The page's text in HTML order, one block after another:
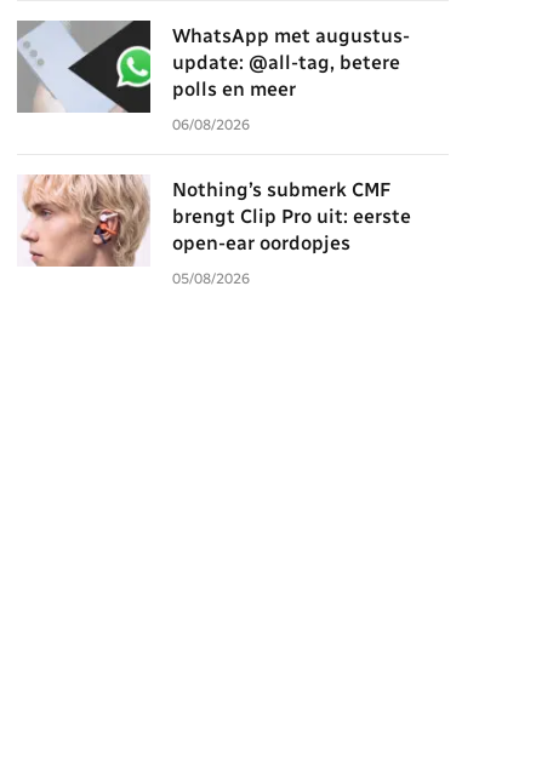
WhatsApp met augustus-
update: @all-tag, betere
polls en meer
06/08/2026
Nothing’s submerk CMF
brengt Clip Pro uit: eerste
open-ear oordopjes
05/08/2026